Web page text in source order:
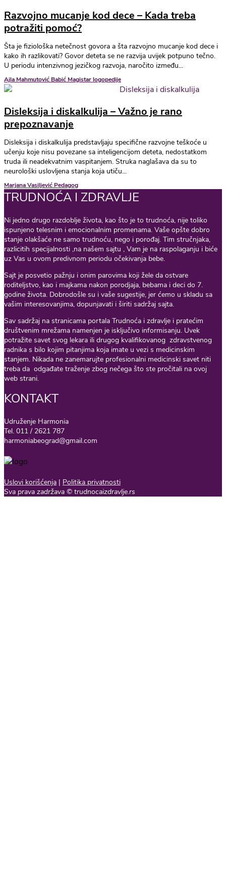
Razvojno mucanje kod dece – Kada treba
potražiti pomoć?
Šta je fiziološka netečnost govora a šta razvojno mucanje kod dece i
kako ih razlikovati? Govor deteta se ne razvija uvijek potpuno tečno.
U periodu intenzivnog jezičkog razvoja, naročito između...
Ajla Mahmutović Babić Magistar logopedije
Disleksija i diskalkulija – Važno je rano
prepoznavanje
Disleksija i diskalkulija predstavljaju specifične razvojne teškoće u
učenju koje nisu povezane sa inteligencijom deteta, nedostatkom
truda ili neadekvatnim vaspitanjem. Struka naglašava da su to
neurološki uslovljena stanja koja utiču...
Marjana Vasiljević Pedagog
TRUDNOĆA I ZDRAVLJE
Ni jedno drugo razdoblje života, kao što je to trudnoća, nije toliko
ispunjeno telesnim i emocionalnim promenama. Vaše opšte dobro
stanje olakšaće ne samo trudnoću, nego i porođaj. Tim stručnjaka,
razlicitih specijalnosti ,na našem sajtu , Vam je na raspolaganju i biće
uz Vas u ovom predivnom periodu očekivanja bebe.
Sajt je posvetio pažnju i onim parovima koji žele da ostvare
roditeljstvo, kao i majkama nakon porodjaja, bebama i deci do 7.
godine života. Dobrodošle su i vaše sugestije, jer ćemo u skladu sa
vašim interesovanjima, dopunjavati i širiti sadržaj sajta.
Sav sadržaj na stranicama portala Trudnoća i zdravlje i pratećim
društvenim mrežama namenjen je isključivo informisanju. Uvek
potražite savet svog lekara ili drugog kvalifikovanog zdravstvenog
radnika s bilo kojim pitanjima koja imate u vezi s medicinskim
stanjem. Nikada ne zanemarujte profesionalni medicinski savet niti
treba da odgađate traženje zbog nečega što ste pročitali na ovoj
web strani.
KONTAKT
Udruženje Harmonia
Tel. 011 / 2621 787
harmoniabeograd@gmail.com
Uslovi korišćenja | Politika privatnosti
Sva prava zadržava © trudnocaizdravlje.rs